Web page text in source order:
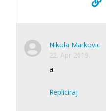
Nikola Markovic
22. Apr 2019.
a
Repliciraj